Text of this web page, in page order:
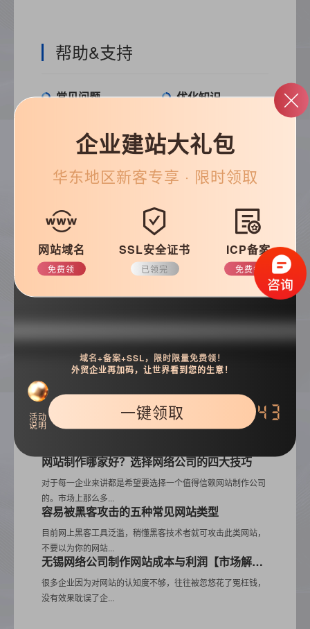
帮助&支持
常见问题
优化知识
热门推荐
制作企业网站新手切忌三要素
要想知道一家企业是否正规品牌质量是否可靠，往往可以去这
家企业官方网站查...
网站上线后营销推广需要做的三件事
中小企业网站建设与大型企业网站建设会有些不同，大型企业
网站制作哪家好？选择网络公司的四大技巧
对于每一企业来讲都是希望要选择一个值得信赖网站制作公司
的。市场上那么多...
容易被黑客攻击的五种常见网站类型
目前网上黑客工具泛滥，稍懂黑客技术者就可攻击此类网站，
不要以为你的网站...
无锡网络公司制作网站成本与利润【市场解密】
很多企业因为对网站的认知度不够，往往被忽悠花了冤枉钱，
没有效果耽误了企...
企业建站大礼包
华东地区新客专享 · 限时领取
网站域名
免费领
SSL安全证书
已领完
ICP备案
免费领
活动
说明
域名+备案+SSL，限时限量免费领！
外贸企业再加码，让世界看到您的生意！
一键领取 42